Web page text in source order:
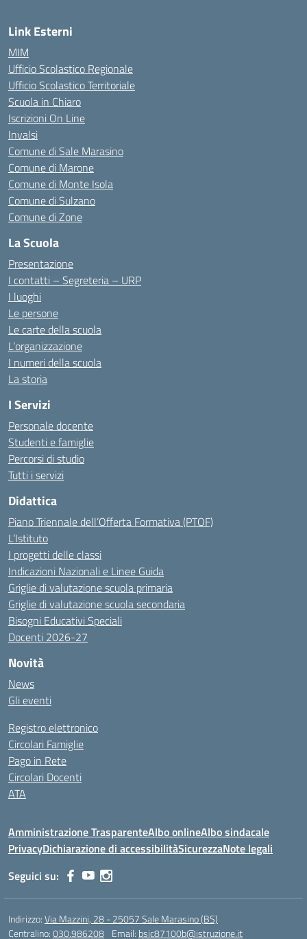
Link Esterni
MIM
Ufficio Scolastico Regionale
Ufficio Scolastico Territoriale
Scuola in Chiaro
Iscrizioni On Line
Invalsi
Comune di Sale Marasino
Comune di Marone
Comune di Monte Isola
Comune di Sulzano
Comune di Zone
La Scuola
Presentazione
I contatti – Segreteria – URP
I luoghi
Le persone
Le carte della scuola
L’organizzazione
I numeri della scuola
La storia
I Servizi
Personale docente
Studenti e famiglie
Percorsi di studio
Tutti i servizi
Didattica
Piano Triennale dell’Offerta Formativa (PTOF)
L’Istituto
I progetti delle classi
Indicazioni Nazionali e Linee Guida
Griglie di valutazione scuola primaria
Griglie di valutazione scuola secondaria
Bisogni Educativi Speciali
Docenti 2026-27
Novità
News
Gli eventi
Registro elettronico
Circolari Famiglie
Pago in Rete
Circolari Docenti
ATA
Amministrazione TrasparenteAlbo onlineAlbo sindacale
PrivacyDichiarazione di accessibilitàSicurezzaNote legali
Seguici su:
Indirizzo:Via Mazzini, 28 - 25057 Sale Marasino (BS)
Centralino:030.986208 Email: bsic87100b@istruzione.it